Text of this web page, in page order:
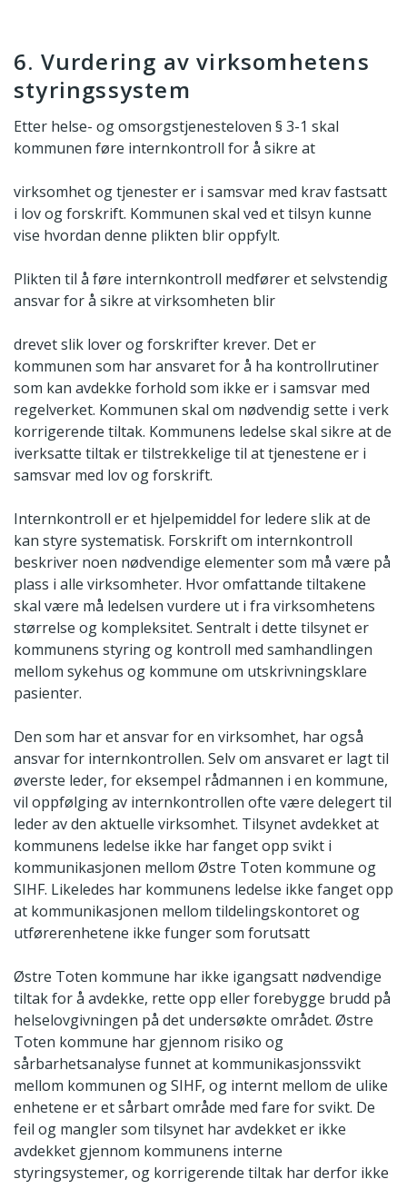
6. Vurdering av virksomhetens
styringssystem
Etter helse- og omsorgstjenesteloven § 3-1 skal
kommunen føre internkontroll for å sikre at
virksomhet og tjenester er i samsvar med krav fastsatt
i lov og forskrift. Kommunen skal ved et tilsyn kunne
vise hvordan denne plikten blir oppfylt.
Plikten til å føre internkontroll medfører et selvstendig
ansvar for å sikre at virksomheten blir
drevet slik lover og forskrifter krever. Det er
kommunen som har ansvaret for å ha kontrollrutiner
som kan avdekke forhold som ikke er i samsvar med
regelverket. Kommunen skal om nødvendig sette i verk
korrigerende tiltak. Kommunens ledelse skal sikre at de
iverksatte tiltak er tilstrekkelige til at tjenestene er i
samsvar med lov og forskrift.
Internkontroll er et hjelpemiddel for ledere slik at de
kan styre systematisk. Forskrift om internkontroll
beskriver noen nødvendige elementer som må være på
plass i alle virksomheter. Hvor omfattande tiltakene
skal være må ledelsen vurdere ut i fra virksomhetens
størrelse og kompleksitet. Sentralt i dette tilsynet er
kommunens styring og kontroll med samhandlingen
mellom sykehus og kommune om utskrivningsklare
pasienter.
Den som har et ansvar for en virksomhet, har også
ansvar for internkontrollen. Selv om ansvaret er lagt til
øverste leder, for eksempel rådmannen i en kommune,
vil oppfølging av internkontrollen ofte være delegert til
leder av den aktuelle virksomhet. Tilsynet avdekket at
kommunens ledelse ikke har fanget opp svikt i
kommunikasjonen mellom Østre Toten kommune og
SIHF. Likeledes har kommunens ledelse ikke fanget opp
at kommunikasjonen mellom tildelingskontoret og
utførerenhetene ikke funger som forutsatt
Østre Toten kommune har ikke igangsatt nødvendige
tiltak for å avdekke, rette opp eller forebygge brudd på
helselovgivningen på det undersøkte området. Østre
Toten kommune har gjennom risiko og
sårbarhetsanalyse funnet at kommunikasjonssvikt
mellom kommunen og SIHF, og internt mellom de ulike
enhetene er et sårbart område med fare for svikt. De
feil og mangler som tilsynet har avdekket er ikke
avdekket gjennom kommunens interne
styringsystemer, og korrigerende tiltak har derfor ikke